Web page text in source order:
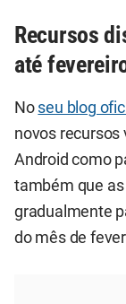
Recursos
até
No seu blog
novos recursos
Android como
também que
gradualmente
do mês de